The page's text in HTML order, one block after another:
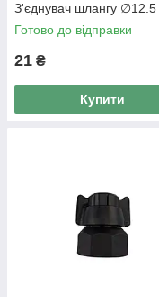
З'єднувач шлангу ∅12.5
Готово до відправки
21 ₴
Купити